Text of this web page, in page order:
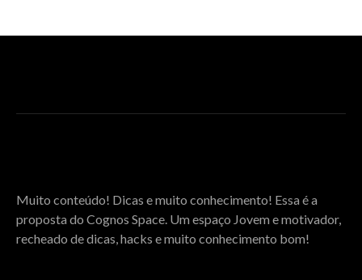
Muito conteúdo! Dicas e muito conhecimento! Essa é a
proposta do Cognos Space. Um espaço Jovem e motivador,
recheado de dicas, hacks e muito conhecimento bom!